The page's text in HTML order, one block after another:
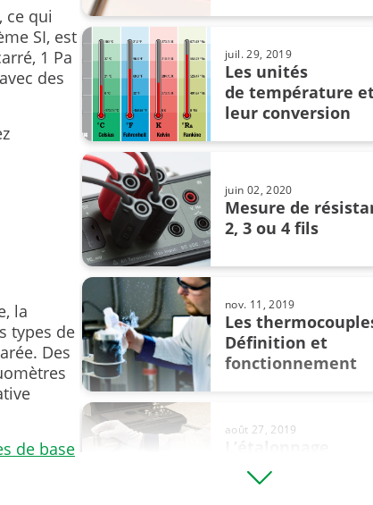
ce qui
SI, est
1 Pa
des
la
types de
Des
de base
Transmitter
Zone ATEX
excellence opérationnelle
la mesure
métrologie
pression
pression conversion
sondes de température
transmetteur avec extraction de
carree
unités de pression
étalonner un pressostat
étalonnerles manomètres
juil. 29, 2019
Les unités
de température
leur conversion
juin 02, 2020
Mesure de
2, 3 ou 4 fils
nov. 11, 2019
Les
Définition et
fonctionnement
août 27, 2019
des balances -
étalonner les ...